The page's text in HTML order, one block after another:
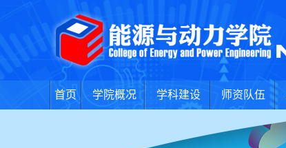
首页 学院概况 学科建设 师资队伍